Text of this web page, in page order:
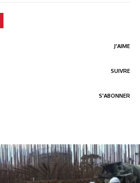
J'AIME
SUIVRE
S'ABONNER